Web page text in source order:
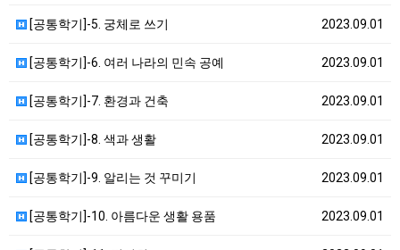
2023.09.01
[공통학기]-5. 궁체로 쓰기
2023.09.01
[공통학기]-6. 여러 나라의 민속 공예
2023.09.01
[공통학기]-7. 환경과 건축
2023.09.01
[공통학기]-8. 색과 생활
2023.09.01
[공통학기]-9. 알리는 것 꾸미기
2023.09.01
[공통학기]-10. 아름다운 생활 용품